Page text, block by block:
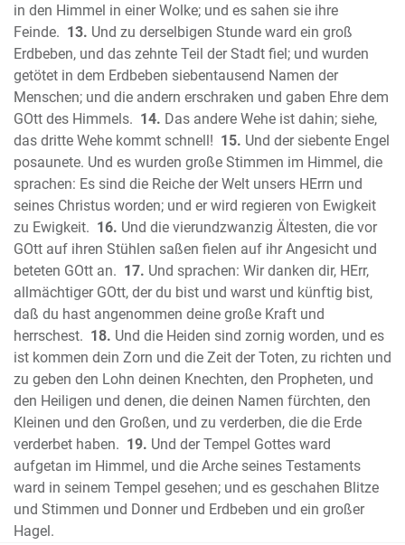
Das Evangelium nach Matthäus
Das Evangelium nach Markus
Das Evangelium nach Lukas
Das Evangelium nach Johannes
Die Apostelgeschichte des Lukas
Der Brief des Paulus an die Römer
Der erste Brief des Paulus an die
Korinther
Der zweite Brief des Paulus an die
Korinther
Der Brief des Paulus an die Galater
Der Brief des Paulus an die Epheser
Der Brief des Paulus an die Philipper
Der Brief des Paulus an die Kolosser
Der erste Brief des Paulus an die
Thessalonicher
Der zweite Brief des Paulus an die
Thessalonicher
Der erste Brief des Paulus an Thimotheus
Der zweite Brief des Paulus an
Thimotheus
in den Himmel in einer Wolke; und es sahen sie ihre
Feinde. 13. Und zu derselbigen Stunde ward ein groß
Erdbeben, und das zehnte Teil der Stadt fiel; und wurden
getötet in dem Erdbeben siebentausend Namen der
Menschen; und die andern erschraken und gaben Ehre dem
GOtt des Himmels. 14. Das andere Wehe ist dahin; siehe,
das dritte Wehe kommt schnell! 15. Und der siebente Engel
posaunete. Und es wurden große Stimmen im Himmel, die
sprachen: Es sind die Reiche der Welt unsers HErrn und
seines Christus worden; und er wird regieren von Ewigkeit
zu Ewigkeit. 16. Und die vierundzwanzig Ältesten, die vor
GOtt auf ihren Stühlen saßen fielen auf ihr Angesicht und
beteten GOtt an. 17. Und sprachen: Wir danken dir, HErr,
allmächtiger GOtt, der du bist und warst und künftig bist,
daß du hast angenommen deine große Kraft und
herrschest. 18. Und die Heiden sind zornig worden, und es
ist kommen dein Zorn und die Zeit der Toten, zu richten und
zu geben den Lohn deinen Knechten, den Propheten, und
den Heiligen und denen, die deinen Namen fürchten, den
Kleinen und den Großen, und zu verderben, die die Erde
verderbet haben. 19. Und der Tempel Gottes ward
aufgetan im Himmel, und die Arche seines Testaments
ward in seinem Tempel gesehen; und es geschahen Blitze
und Stimmen und Donner und Erdbeben und ein großer
Hagel.